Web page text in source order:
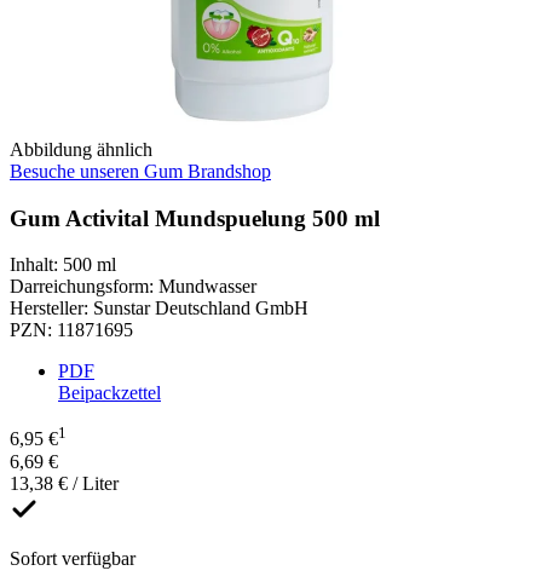
Abbildung ähnlich
Besuche unseren Gum Brandshop
Gum Activital Mundspuelung 500 ml
Inhalt: 500 ml
Darreichungsform: Mundwasser
Hersteller: Sunstar Deutschland GmbH
PZN: 11871695
PDF
Beipackzettel
6,95 €1
6,69 €
13,38 € / Liter
Sofort verfügbar